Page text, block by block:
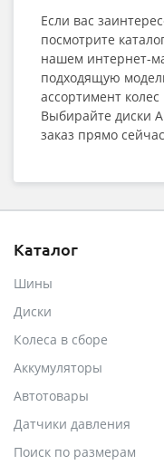
Если вас
посмотрите
нашем интернет-
подходящую
ассортимент
Выбирайте диски
заказ прямо
Каталог
Шины
Диски
Колеса в сборе
Аккумуляторы
Автотовары
Датчики давления
Поиск по размерам